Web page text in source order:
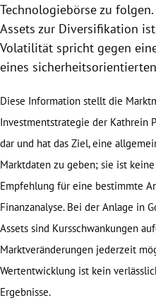
Technologiebörse zu
Assets zur Diversifikation
Volatilität spricht gegen
eines
Diese Information stellt die
Investmentstrategie der Kathrein
dar und hat das Ziel, eine
Marktdaten zu geben; sie ist
Empfehlung für eine bestimmte
Finanzanalyse. Bei der Anlage in
Assets sind Kursschwankungen
Marktveränderungen jederzeit
Wertentwicklung ist kein
Ergebnisse.